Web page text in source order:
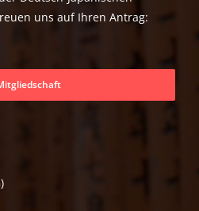
uns auf Ihren Antrag: